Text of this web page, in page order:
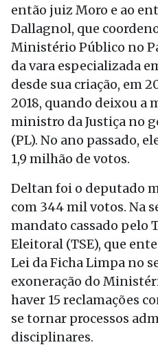
então juiz Moro e ao
Dallagnol, que
Ministério Público no
da vara especializada
desde sua criação, em
2018, quando deixou a
ministro da Justiça no
(PL). No ano passado,
1,9 milhão de votos.
Deltan foi o deputado
com 344 mil votos. Na
mandato cassado pelo
Eleitoral (TSE), que
Lei da Ficha Limpa no
exoneração do
haver 15 reclamações
se tornar processos
disciplinares.